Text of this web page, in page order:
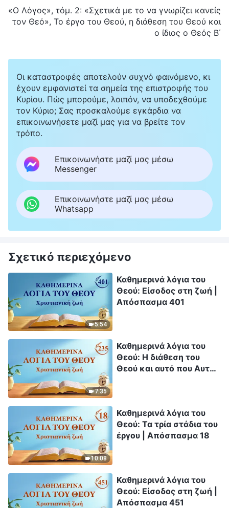
«Ο Λόγος», τόμ. 2: «Σχετικά με το να γνωρίζει κανείς
τον Θεό», Το έργο του Θεού, η διάθεση του Θεού και
ο ίδιος ο Θεός Β΄
Οι καταστροφές αποτελούν συχνό φαινόμενο, κι
έχουν εμφανιστεί τα σημεία της επιστροφής του
Κυρίου. Πώς μπορούμε, λοιπόν, να υποδεχθούμε
τον Κύριο; Σας προσκαλούμε εγκάρδια να
επικοινωνήσετε μαζί μας για να βρείτε τον
τρόπο.
Επικοινωνήστε μαζί μας μέσω
Messenger
Επικοινωνήστε μαζί μας μέσω
Whatsapp
Σχετικό περιεχόμενο
5:54
Καθημερινά λόγια του
Θεού: Είσοδος στη ζωή |
Απόσπασμα 401
7:35
Καθημερινά λόγια του
Θεού: Η διάθεση του
Θεού και αυτό που Αυτός
10:08
Καθημερινά λόγια του
Θεού: Τα τρία στάδια του
έργου | Απόσπασμα 18
Καθημερινά λόγια του
Θεού: Είσοδος στη ζωή |
Απόσπασμα 451